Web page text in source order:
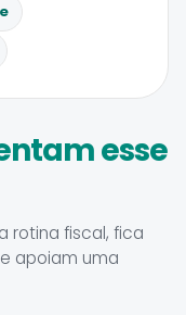
esse
rotina fiscal, fica
apoiam uma